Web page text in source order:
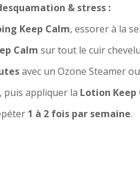
& stress :
Keep Calm, essorer à la
Calm sur tout le cuir
avec un Ozone Steamer
puis appliquer la Lotion Keep
1 à 2 fois par semaine.